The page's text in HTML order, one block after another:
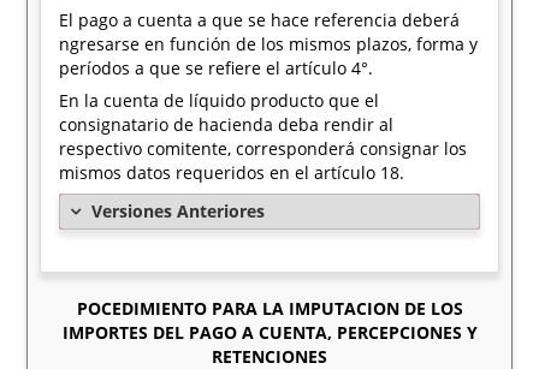
El pago a cuenta a que se hace referencia deberá
ngresarse en función de los mismos plazos, forma y
períodos a que se refiere el artículo 4°.
En la cuenta de líquido producto que el
consignatario de hacienda deba rendir al
respectivo comitente, corresponderá consignar los
mismos datos requeridos en el artículo 18.
Versiones Anteriores
POCEDIMIENTO PARA LA IMPUTACION DE LOS
IMPORTES DEL PAGO A CUENTA, PERCEPCIONES Y
RETENCIONES